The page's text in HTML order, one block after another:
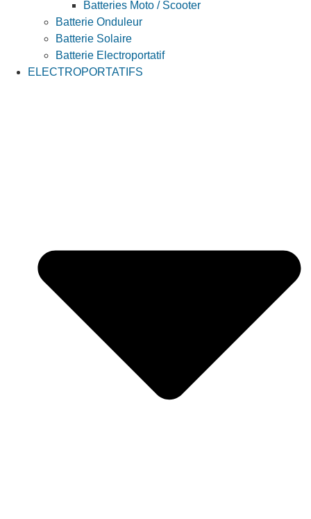
Batteries Moto / Scooter
Batterie Onduleur
Batterie Solaire
Batterie Electroportatif
ELECTROPORTATIFS